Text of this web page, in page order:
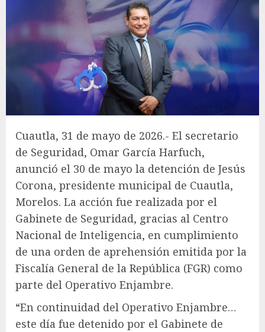
Cuautla, 31 de mayo de 2026.- El secretario
de Seguridad, Omar García Harfuch,
anunció el 30 de mayo la detención de Jesús
Corona, presidente municipal de Cuautla,
Morelos. La acción fue realizada por el
Gabinete de Seguridad, gracias al Centro
Nacional de Inteligencia, en cumplimiento
de una orden de aprehensión emitida por la
Fiscalía General de la República (FGR) como
parte del Operativo Enjambre.
“En continuidad del Operativo Enjambre…
este día fue detenido por el Gabinete de